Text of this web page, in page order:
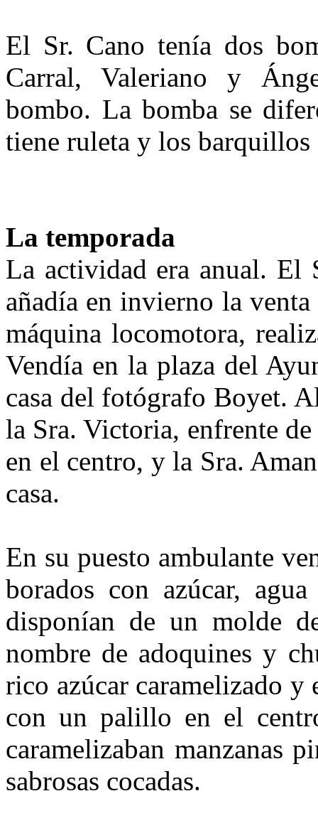
El Sr. Cano tenía dos
Carral, Valeriano y
bombo. La bomba se
tiene ruleta y los
La temporada
La actividad era anual. El
añadía en invierno la venta
máquina loco­motora,
Vendía en la plaza del
casa del fotógrafo Boyet.
la Sra. Victoria, enfrente
en el centro, y la Sra.
casa.
En su puesto ambulante
borados con azúcar,
disponían de un molde
nombre de adoquines y
rico azúcar caramelizado y
con un palillo en el
caramelizaban manzanas
sabrosas cocadas.